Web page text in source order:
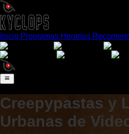
Inicio Programas Horarios
Creepypastas y
Urbanas de